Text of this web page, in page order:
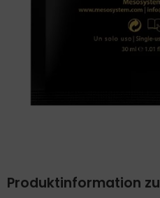
Produktinformation zu